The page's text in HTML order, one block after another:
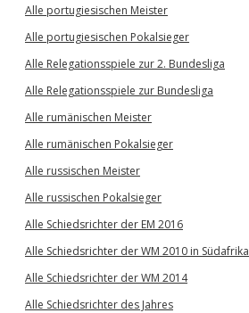
Alle portugiesischen Meister
Alle portugiesischen Pokalsieger
Alle Relegationsspiele zur 2. Bundesliga
Alle Relegationsspiele zur Bundesliga
Alle rumänischen Meister
Alle rumänischen Pokalsieger
Alle russischen Meister
Alle russischen Pokalsieger
Alle Schiedsrichter der EM 2016
Alle Schiedsrichter der WM 2010 in Südafrika
Alle Schiedsrichter der WM 2014
Alle Schiedsrichter des Jahres